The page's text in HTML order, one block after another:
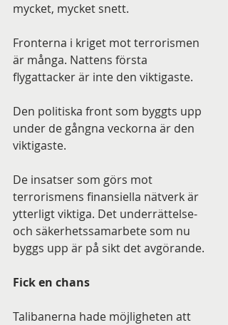
mycket, mycket snett.
Fronterna i kriget mot terrorismen
är många. Nattens första
flygattacker är inte den viktigaste.
Den politiska front som byggts upp
under de gångna veckorna är den
viktigaste.
De insatser som görs mot
terrorismens finansiella nätverk är
ytterligt viktiga. Det underrättelse-
och säkerhetssamarbete som nu
byggs upp är på sikt det avgörande.
Fick en chans
Talibanerna hade möjligheten att